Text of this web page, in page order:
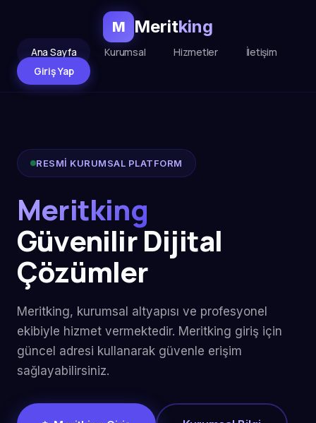
M Meritking
Ana Sayfa Kurumsal Hizmetler
İletişim
Giriş Yap
RESMİ KURUMSAL PLATFORM
Meritking
Güvenilir Dijital
Çözümler
Meritking, kurumsal altyapısı ve profesyonel
ekibiyle hizmet vermektedir. Meritking giriş için
güncel adresi kullanarak güvenle erişim
sağlayabilirsiniz.